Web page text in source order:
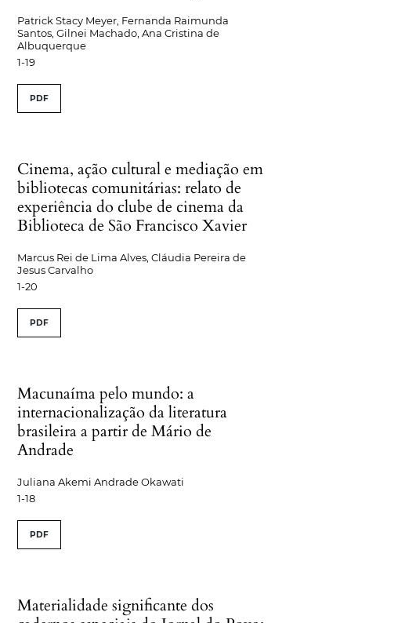
Patrick Stacy Meyer, Fernanda Raimunda
Santos, Gilnei Machado, Ana Cristina de
Albuquerque
1-19
PDF
Cinema, ação cultural e mediação em
bibliotecas comunitárias: relato de
experiência do clube de cinema da
Biblioteca de São Francisco Xavier
Marcus Rei de Lima Alves, Cláudia Pereira de
Jesus Carvalho
1-20
PDF
Macunaíma pelo mundo: a
internacionalização da literatura
brasileira a partir de Mário de
Andrade
Juliana Akemi Andrade Okawati
1-18
PDF
Materialidade significante dos